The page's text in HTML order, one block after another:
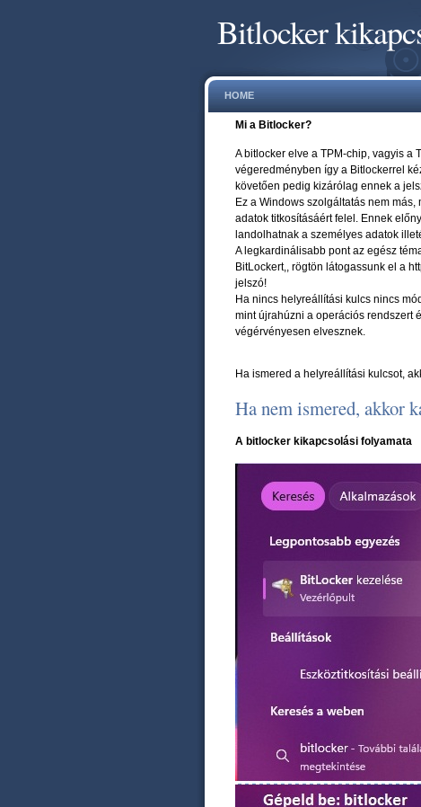
Bitlocker
HOME
Mi a Bitlocker?
A bitlocker elve a TPM-chip, vagyis a
végeredményben így a Bitlockerrel
követően pedig kizárólag ennek a
Ez a Windows szolgáltatás nem
adatok titkosításáért felel. Ennek
landolhatnak a személyes adatok
A legkardinálisabb pont az egész
BitLockert,, rögtön látogassunk el a
jelszó!
Ha nincs helyreállítási kulcs nincs
mint újrahúzni a operációs rendszert
végérvényesen elvesznek.
Ha ismered a helyreállítási kulcsot,
Ha nem ismered, akkor
A bitlocker kikapcsolási folyamata